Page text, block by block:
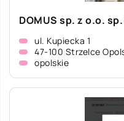
DOMUS sp. z o.o.
ul. Kupiecka 1
47-100 Strzelce
opolskie